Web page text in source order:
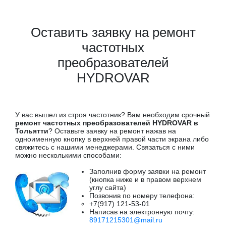
Оставить заявку на ремонт
частотных
преобразователей
HYDROVAR
У вас вышел из строя частотник? Вам необходим срочный
ремонт частотных преобразователей HYDROVAR в
Тольятти? Оставьте заявку на ремонт нажав на
одноименную кнопку в верхней правой части экрана либо
свяжитесь с нашими менеджерами. Связаться с ними
можно несколькими способами:
Заполнив форму заявки на ремонт
(кнопка ниже и в правом верхнем
углу сайта)
Позвонив по номеру телефона:
+7(917) 121-53-01
Написав на электронную почту:
89171215301@mail.ru